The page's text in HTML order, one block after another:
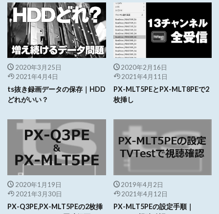
2020年3月25日
2021年4月4日
ts抜き録画データの保存｜HDD
どれがいい？
2020年2月16日
2021年4月11日
PX-MLT5PEとPX-MLT8PEで2
枚挿し
2020年1月19日
2021年3月30日
PX-Q3PE,PX-MLT5PEの2枚挿
2019年4月2日
2021年4月12日
PX-MLT5PEの設定手順｜